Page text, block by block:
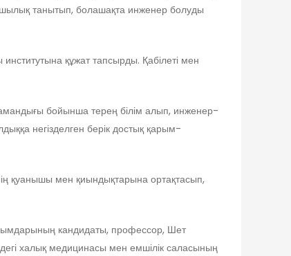
танытып, болашақта инженер болуды
құжат тапсырды. Қабілеті мен
бойынша терең білім алып, инженер-
негізделген берік достық қарым-
қуанышы мен қиындықтарына ортақтасып,
кандидаты, профессор, Шет
халық медицинасы мен емшілік саласының